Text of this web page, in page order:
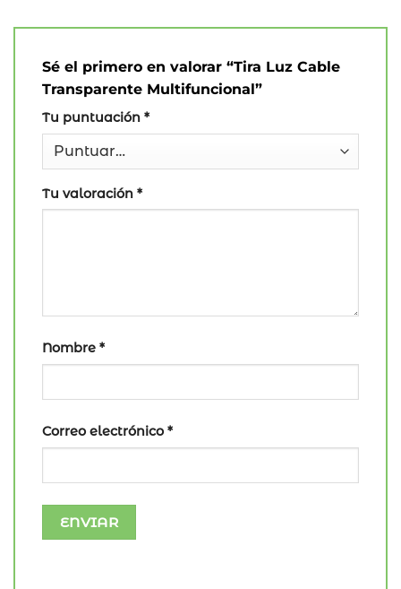
Sé el primero en valorar “Tira Luz Cable
Transparente Multifuncional”
Tu puntuación *
Tu valoración *
Nombre *
Correo electrónico *